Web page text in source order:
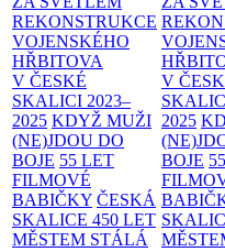
REKONSTRUKCE
VOJENSKÉHO
HŘBITOVA
V ČESKÉ
SKALICI 2023–
2025 KDYŽ MUŽI
(NE)JDOU DO
BOJE 55 LET
FILMOVÉ
BABIČKY ČESKÁ
SKALICE 450 LET
MĚSTEM STÁLÁ
V
2025
BOJE